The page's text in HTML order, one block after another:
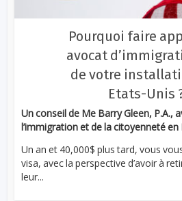
Pourquoi faire
avocat
de votre
Etats-Unis
Un conseil de Me Barry Gleen, P.A.,
l’immigration et de la citoyenneté en
Un an et 40,000$ plus tard, vous
visa, avec la perspective d’avoir à
leur...